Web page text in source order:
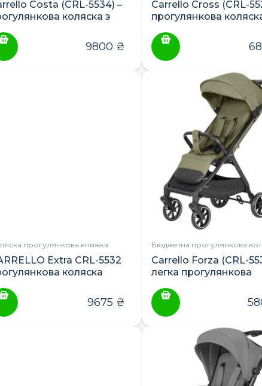
Costa (CRL-5534) –
коляска з
9800 ₴
Carrello Cross (CRL-
прогулянкова
прогулянкова книжка
Extra CRL-5532
коляска
9675 ₴
Бюджетна прогулянкова
Carrello Forza (CRL-
легка прогулянкова